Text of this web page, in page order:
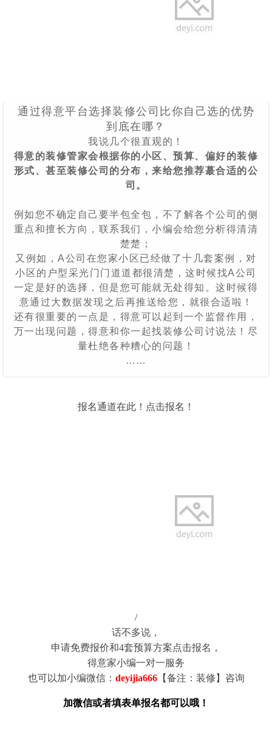
通过得意平台选择装修公司比你自己选的优势
到底在哪？
我说几个很直观的！
得意的装修管家会根据你的小区、预算、偏好的装修
形式、甚至装修公司的分布，来给您推荐蕞合适的公
司。
例如您不确定自己要半包全包，不了解各个公司的侧
重点和擅长方向，联系我们，小编会给您分析得清清
楚楚；
又例如，A公司在您家小区已经做了十几套案例，对
小区的户型采光门门道道都很清楚，这时候找A公司
一定是好的选择，但是您可能就无处得知。这时候得
意通过大数据发现之后再推送给您，就很合适啦！
还有很重要的一点是，得意可以起到一个监督作用，
万一出现问题，得意和你一起找装修公司讨说法！尽
量杜绝各种糟心的问题！
……
报名通道在此！点击报名！
/
话不多说，
申请免费报价和4套预算方案点击报名，
得意家小编一对一服务
也可以加小编微信： deyijia666【备注：装修】咨询
加微信或者填表单报名都可以哦！